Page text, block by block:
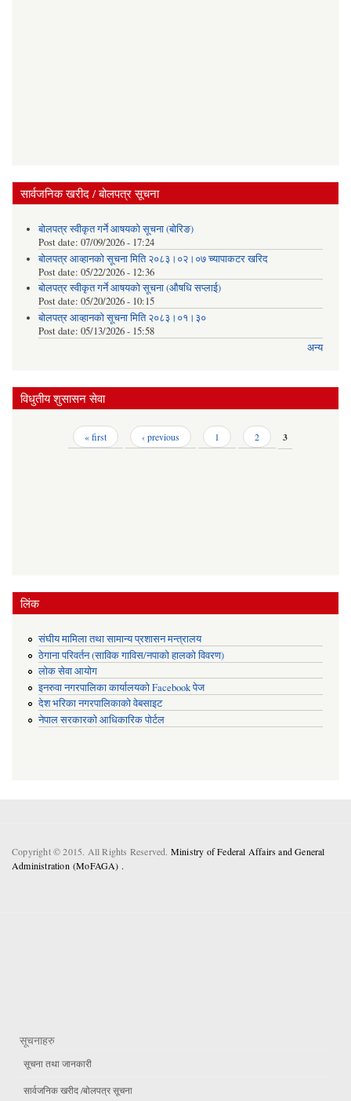
सार्वजनिक खरीद / बोलपत्र सूचना
बोलपत्र स्वीकृत गर्ने आषयको सूचना (बोरिङ)
Post date: 07/09/2026 - 17:24
बोलपत्र आव्हानको सूचना मिति २०८३।०२।०७ च्यापाकटर खरिद
Post date: 05/22/2026 - 12:36
बोलपत्र स्वीकृत गर्ने आषयको सूचना (औषधि सप्लाई)
Post date: 05/20/2026 - 10:15
बोलपत्र आव्हानको सूचना मिति २०८३।०१।३०
Post date: 05/13/2026 - 15:58
अन्य
विधुतीय शुसासन सेवा
« first ‹ previous 1 2 3
लिंक
संघीय मामिला तथा सामान्य प्रशासन मन्त्रालय
ठेगाना परिवर्तन (साविक गाविस/नपाको हालको विवरण)
लोक सेवा आयोग
इनरुवा नगरपालिका कार्यालयको Facebook पेज
देश भरिका नगरपालिकाको वेबसाइट
नेपाल सरकारको आधिकारिक पोर्टल
Copyright © 2015. All Rights Reserved. Ministry of Federal Affairs and General
Administration (MoFAGA) .
सूचनाहरु
सूचना तथा जानकारी
सार्वजनिक खरीद /बोलपत्र सूचना